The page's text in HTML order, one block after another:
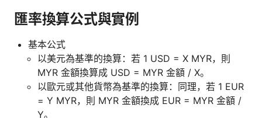
匯率換算公式與實例
基本公式
以美元為基準的換算：若 1 USD = X MYR，則
MYR 金額換算成 USD = MYR 金額 / X。
以歐元或其他貨幣為基準的換算：同理，若 1 EUR
= Y MYR，則 MYR 金額換成 EUR = MYR 金額 /
Y。